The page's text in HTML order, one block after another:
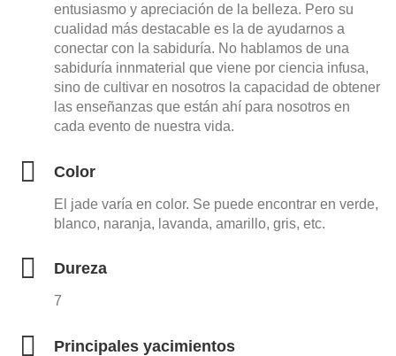
entusiasmo y apreciación de la belleza. Pero su
cualidad más destacable es la de ayudarnos a
conectar con la sabiduría. No hablamos de una
sabiduría innmaterial que viene por ciencia infusa,
sino de cultivar en nosotros la capacidad de obtener
las enseñanzas que están ahí para nosotros en
cada evento de nuestra vida.
Color
El jade varía en color. Se puede encontrar en verde,
blanco, naranja, lavanda, amarillo, gris, etc.
Dureza
7
Principales yacimientos